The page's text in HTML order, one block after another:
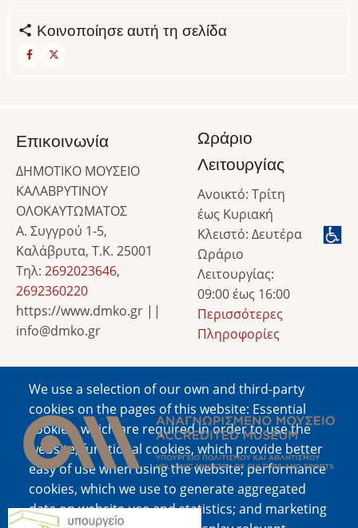
Κοινοποίησε αυτή τη σελίδα
We use a selection of our own and third-party
cookies on the pages of this website: Essential
cookies, which are required in order to use the
website; functional cookies, which provide better
easy of use when using the website; performance
cookies, which we use to generate aggregated
data on website use and statistics; and marketing
Επικοινωνία
ΔΗΜΟΤΙΚΟ ΜΟΥΣΕΙΟ
ΚΑΛΑΒΡΥΤΙΝΟΥ
ΟΛΟΚΑΥΤΩΜΑΤΟΣ
Α. Συγγρού 1-5,
Καλάβρυτα, Τ.Κ. 25001
Τηλ: 2692023646,
2692360220
https://www.dmko.gr ||
info@dmko.gr
Ωράριο
Λειτουργίας
Ανοικτό: Τρίτη
έως Κυριακή
Κλειστό: Δευτέρα
Ωράριο
Λειτουργίας:
09:00 έως 16:00
Περισσότερες
Πληροφορίες
Image
Image